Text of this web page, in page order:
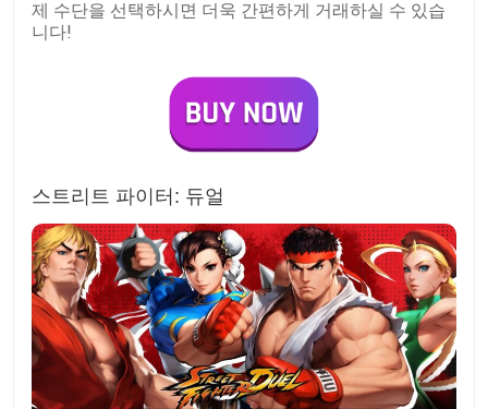
제 수단을 선택하시면 더욱 간편하게 거래하실 수 있습
니다!
스트리트 파이터: 듀얼